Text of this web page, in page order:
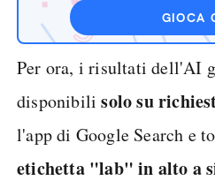
GIOCA
Per ora, i risultati dell'AI
disponibilisolo su
l'app di Google Search e
etichetta "lab" in alto a